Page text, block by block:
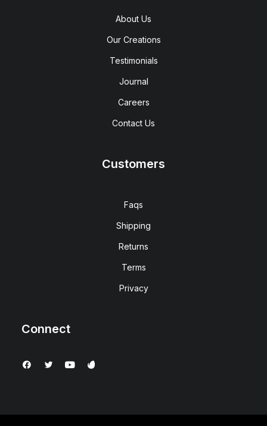
About Us
Our Creations
Testimonials
Journal
Careers
Contact Us
Customers
Faqs
Shipping
Returns
Terms
Privacy
Connect